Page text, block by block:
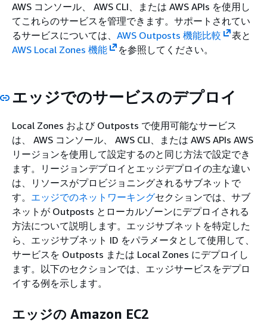
AWS コンソール、 AWS CLI、または AWS APIs を使用し
てこれらのサービスを管理できます。サポートされてい
るサービスについては、 AWS Outposts 機能比較
表と
AWS Local Zones 機能
を参照してください。
エッジでのサービスのデプロイ
Local Zones および Outposts で使用可能なサービス
は、 AWS コンソール、 AWS CLI、または AWS APIs AWS
リージョンを使用して設定するのと同じ方法で設定でき
ます。リージョンデプロイとエッジデプロイの主な違い
は、リソースがプロビジョニングされるサブネットで
す。 エッジでのネットワーキングセクションでは、サブ
ネットが Outposts とローカルゾーンにデプロイされる
方法について説明します。エッジサブネットを特定した
ら、エッジサブネット ID をパラメータとして使用して、
サービスを Outposts または Local Zones にデプロイし
ます。以下のセクションでは、エッジサービスをデプロ
イする例を示します。
エッジの Amazon EC2